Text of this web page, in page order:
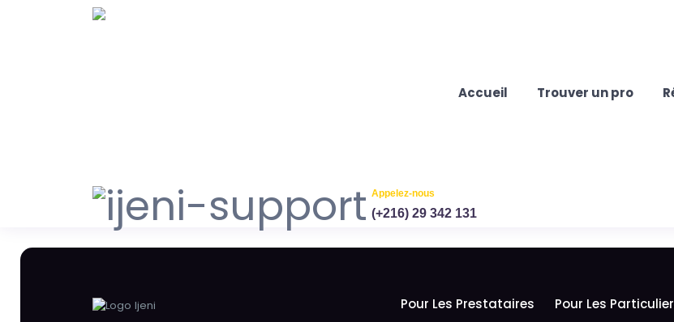
Accueil Trouver un pro
Appelez-nous
(+216) 29 342 131
Pour Les Prestataires
Pour Les